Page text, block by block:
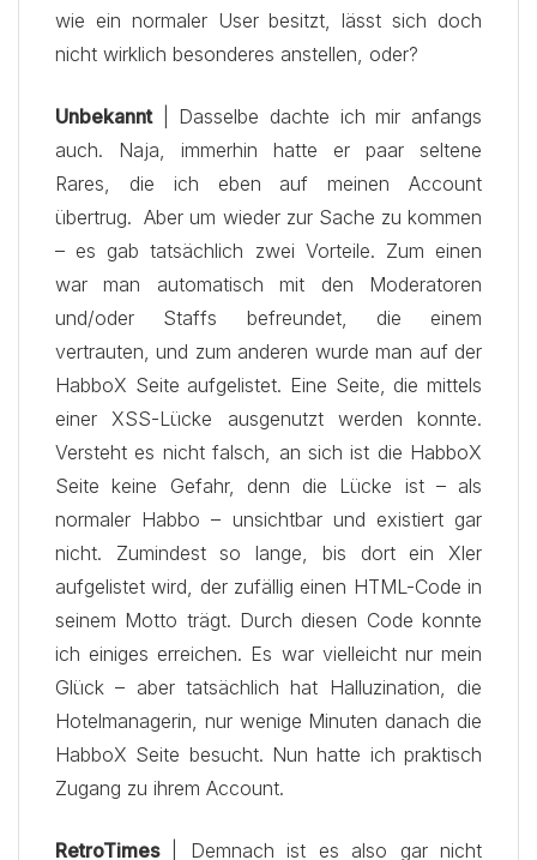
wie ein normaler User besitzt, lässt sich doch
nicht wirklich besonderes anstellen, oder?
Unbekannt| Dasselbe dachte ich mir anfangs
auch. Naja, immerhin hatte er paar seltene
Rares, die ich eben auf meinen Account
übertrug. Aber um wieder zur Sache zu kommen
– es gab tatsächlich zwei Vorteile. Zum einen
war man automatisch mit den Moderatoren
und/oder Staffs befreundet, die einem
vertrauten, und zum anderen wurde man auf der
HabboX Seite aufgelistet. Eine Seite, die mittels
einer XSS-Lücke ausgenutzt werden konnte.
Versteht es nicht falsch, an sich ist die HabboX
Seite keine Gefahr, denn die Lücke ist – als
normaler Habbo – unsichtbar und existiert gar
nicht. Zumindest so lange, bis dort ein Xler
aufgelistet wird, der zufällig einen HTML-Code in
seinem Motto trägt. Durch diesen Code konnte
ich einiges erreichen. Es war vielleicht nur mein
Glück – aber tatsächlich hat Halluzination, die
Hotelmanagerin, nur wenige Minuten danach die
HabboX Seite besucht. Nun hatte ich praktisch
Zugang zu ihrem Account.
RetroTimes| Demnach ist es also gar nicht